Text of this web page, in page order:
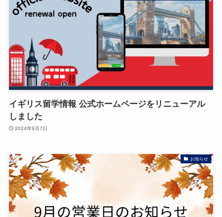
イギリス留学情報 公式ホームページをリニューアル
しました
2024年9月7日
お知らせ